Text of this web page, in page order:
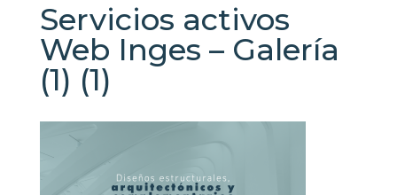
Servicios activos
Web Inges – Galería
(1) (1)